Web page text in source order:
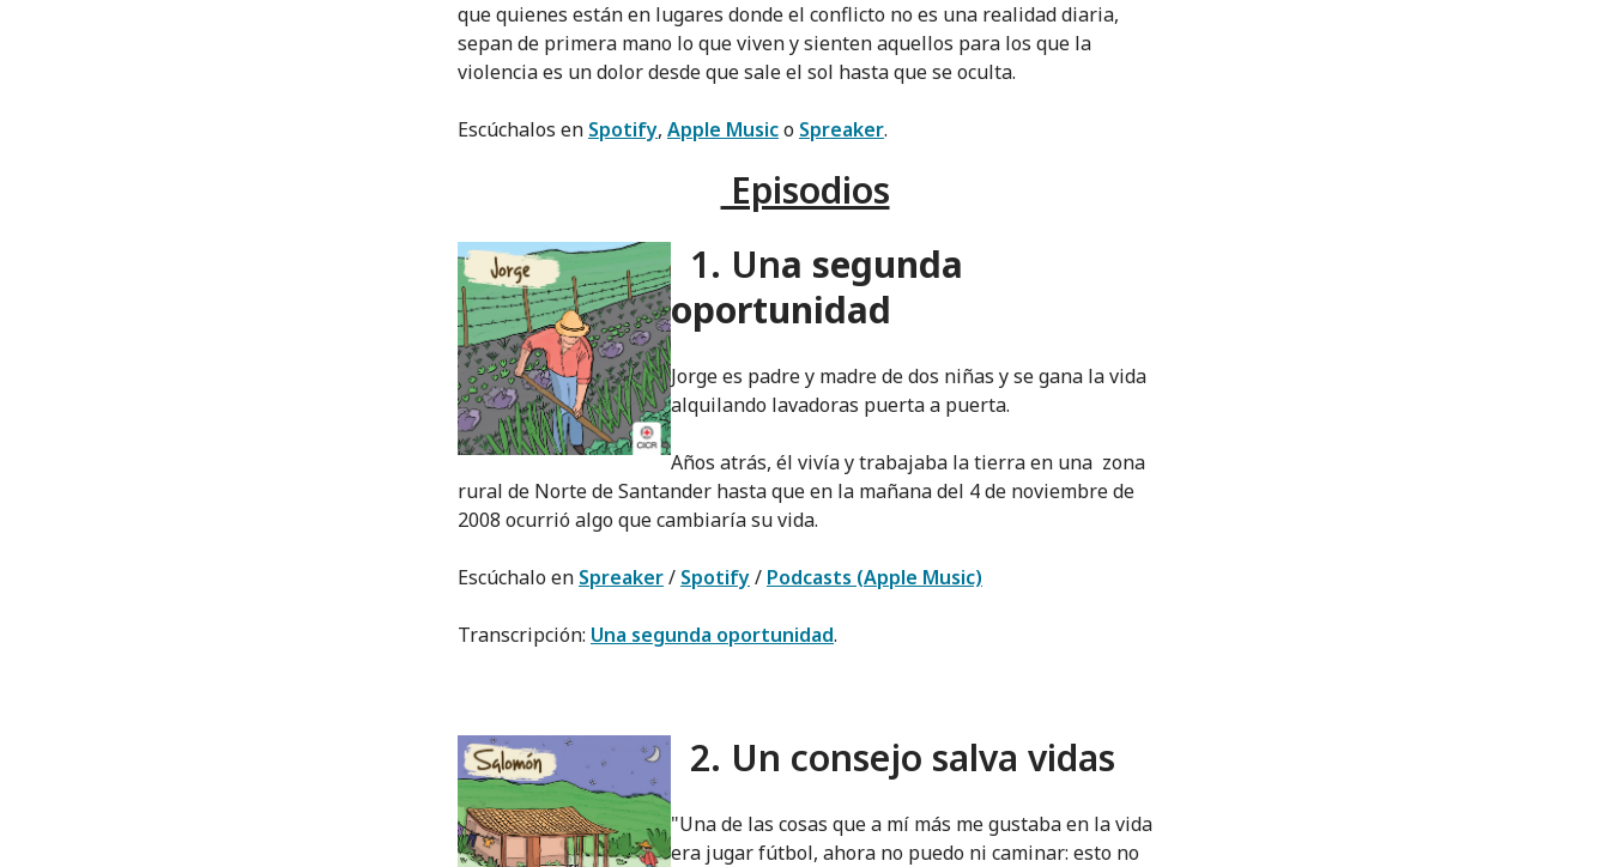
que quienes están en lugares donde el conflicto no es una realidad diaria,
sepan de primera mano lo que viven y sienten aquellos para los que la
violencia es un dolor desde que sale el sol hasta que se oculta.
Escúchalos en Spotify, Apple Musico Spreaker.
Episodios
1. Una segunda
oportunidad
Jorge es padre y madre de dos niñas y se gana la vida
alquilando lavadoras puerta a puerta.
Años atrás, él vivía y trabajaba la tierra en una zona
rural de Norte de Santander hasta que en la mañana del 4 de noviembre de
2008 ocurrió algo que cambiaría su vida.
Escúchalo en Spreaker/ Spotify/ Podcasts (Apple Music)
Transcripción: Una segunda oportunidad.
2. Un consejo salva vidas
"Una de las cosas que a mí más me gustaba en la vida
era jugar fútbol, ahora no puedo ni caminar: esto no